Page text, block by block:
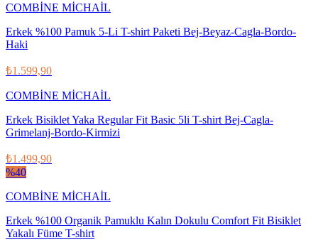
COMBİNE MİCHAİL
Erkek %100 Pamuk 5-Li T-shirt Paketi Bej-Beyaz-Cagla-Bordo-
Haki
₺1.599,90
COMBİNE MİCHAİL
Erkek Bisiklet Yaka Regular Fit Basic 5li T-shirt Bej-Cagla-
Grimelanj-Bordo-Kirmizi
₺1.499,90
%40
COMBİNE MİCHAİL
Erkek %100 Organik Pamuklu Kalın Dokulu Comfort Fit Bisiklet
Yakalı Füme T-shirt